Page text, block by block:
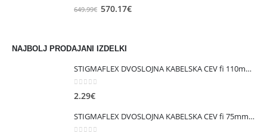
739.99€.
out of 5
649.99€ Izvirna
bila:
570.17€Trenutna
NAJBOLJ PRODAJANI IZDELKI
STIGMAFLEX DVOSLOJNA KABELSKA CEV fi 110mm , kolut 50 m, cena za tekoči meter
0 out of 5
2.29€
STIGMAFLEX DVOSLOJNA KABELSKA CEV fi 75mm , kolut 50 m, cena za tekoči meter